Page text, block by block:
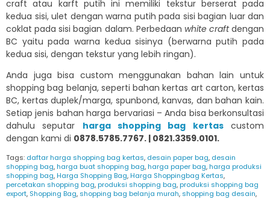
craft atau karft putih ini memiliki tekstur berserat pada
kedua sisi, ulet dengan warna putih pada sisi bagian luar dan
coklat pada sisi bagian dalam. Perbedaan white craftdengan
BC yaitu pada warna kedua sisinya (berwarna putih pada
kedua sisi, dengan tekstur yang lebih ringan).
Anda juga bisa custom menggunakan bahan lain untuk
shopping bag belanja, seperti bahan kertas art carton, kertas
BC, kertas duplek/marga, spunbond, kanvas, dan bahan kain.
Setiap jenis bahan harga bervariasi – Anda bisa berkonsultasi
dahulu seputar harga shopping bag kertascustom
dengan kami di 0878.5785.7767. | 0821.3359.0101.
Tags: daftar harga shopping bag kertas, desain paper bag, desain
shopping bag,harga buat shopping bag,harga paper bag,harga produksi
shopping bag,Harga Shopping Bag,Harga Shoppingbag Kertas,
percetakan shopping bag,produksi shopping bag,produksi shopping bag
export, Shopping Bag,shopping bag belanja murah,shopping bag desain,